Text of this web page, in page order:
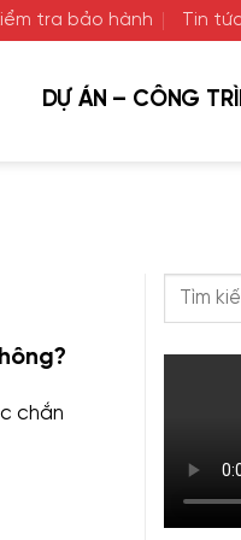
tra bảo hành Tin
DỰ ÁN – CÔNG
chắn